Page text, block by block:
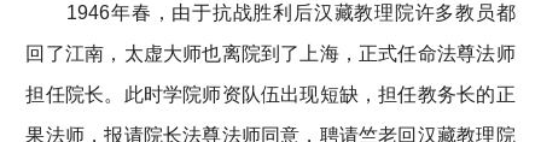
1946年春，由于抗战胜利后汉藏教理院许多教员都
回了江南，太虚大师也离院到了上海，正式任命法尊法师
担任院长。此时学院师资队伍出现短缺，担任教务长的正
果法师，报请院长法尊法师同意，聘请竺老回汉藏教理院